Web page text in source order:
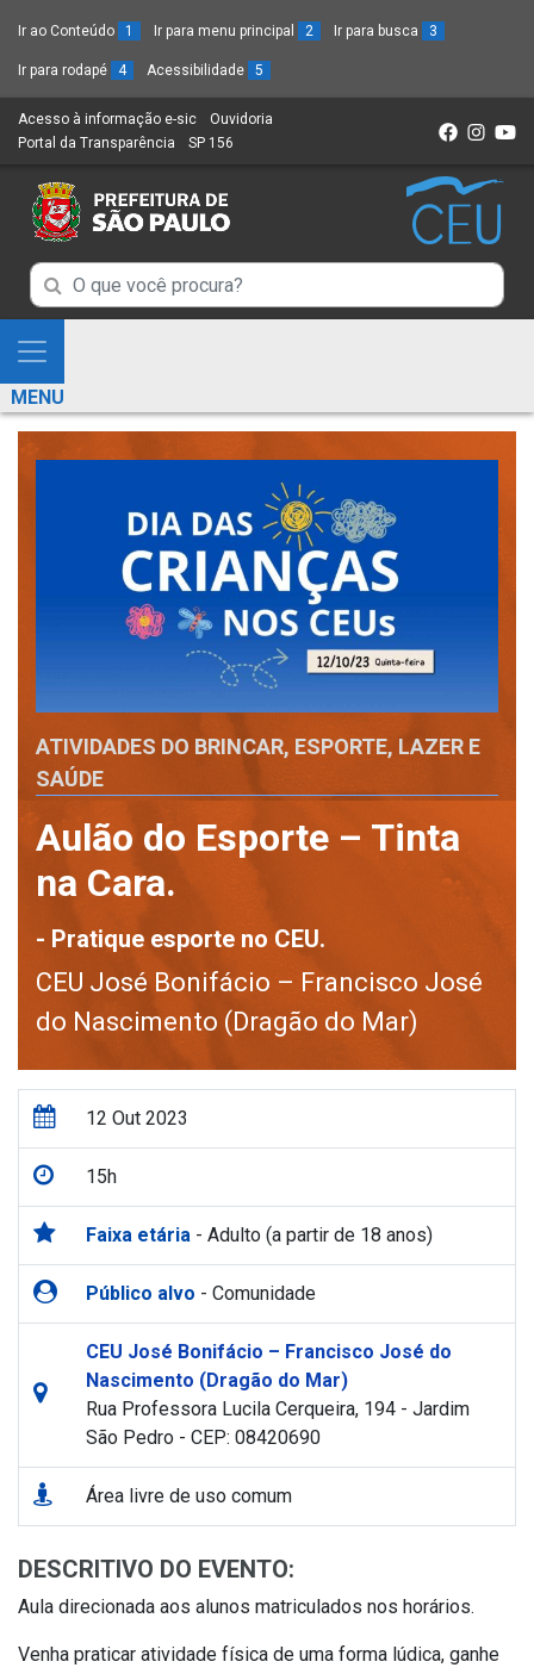
Ir ao Conteúdo 1 Ir para menu principal 2 Ir para busca 3
Ir para rodapé 4 Acessibilidade 5
Acesso à informação e-sic (Link
para
novo
sítio)
Ouvidoria
Portal da Transparência (Link
um
novo
SP 156
Campo
de
Busca
de
informações
Campo
de
de
informações
Mostra
e
Esconde
Menu
MENU
ATIVIDADES DO BRINCAR, ESPORTE, LAZER E
SAÚDE
Aulão do Esporte – Tinta
na Cara.
- Pratique esporte no CEU.
CEU José Bonifácio – Francisco José
do Nascimento (Dragão do Mar)
12 Out 2023
15h
Faixa etária - Adulto (a partir de 18 anos)
Público alvo - Comunidade
CEU José Bonifácio – Francisco José do
Nascimento (Dragão do Mar)
Rua Professora Lucila Cerqueira, 194 - Jardim
São Pedro - CEP: 08420690
Área livre de uso comum
DESCRITIVO DO EVENTO:
Aula direcionada aos alunos matriculados nos horários.
Venha praticar atividade física de uma forma lúdica, ganhe